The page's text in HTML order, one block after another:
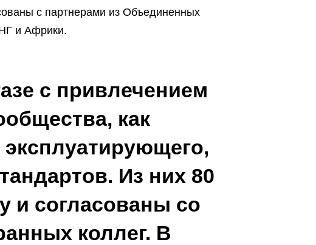
с партнерами из Объединенных
и Африки.
с привлечением
как
Из них 80
и согласованы со
коллег. В